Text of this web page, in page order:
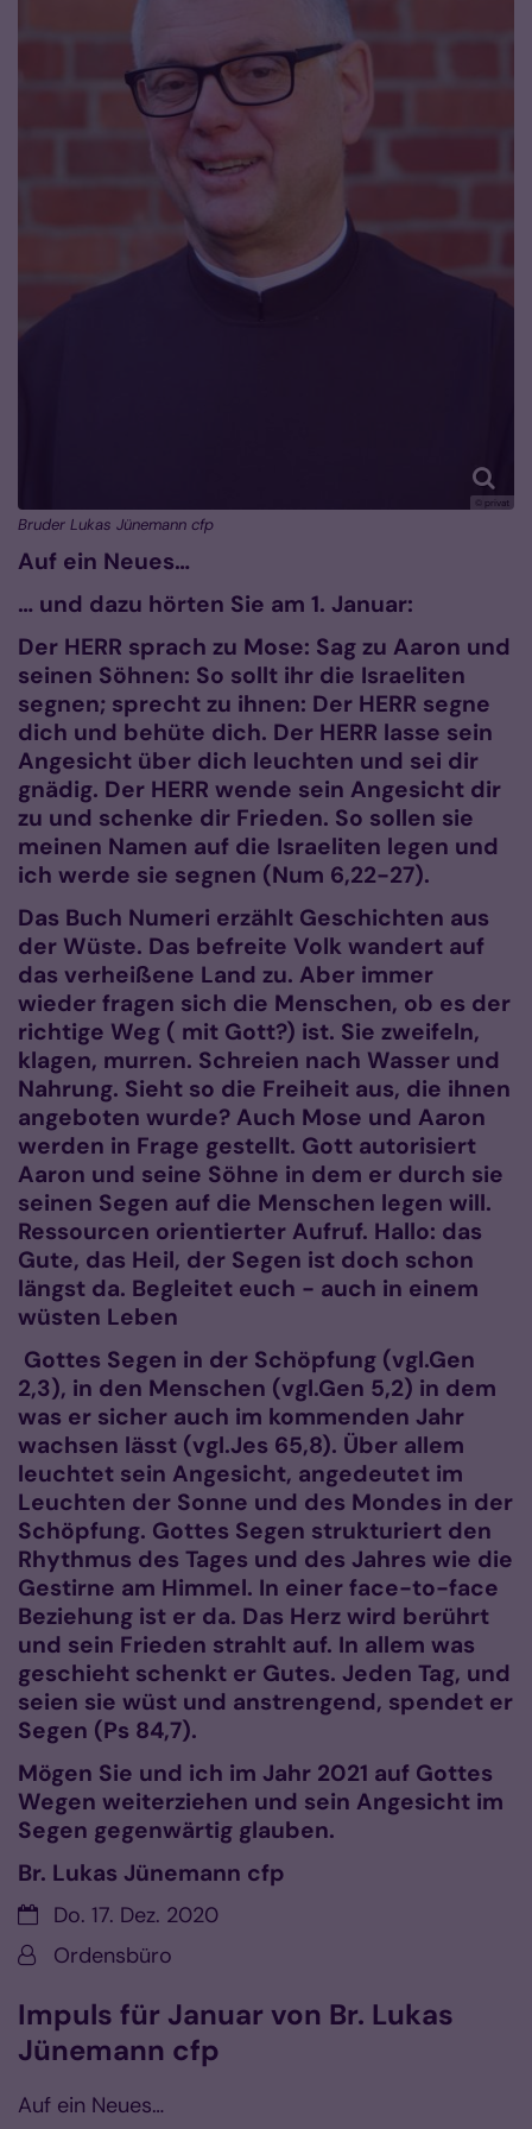
© privat
Bruder Lukas Jünemann cfp
Auf ein Neues…
… und dazu hörten Sie am 1. Januar:
Der HERR sprach zu Mose: Sag zu Aaron und
seinen Söhnen: So sollt ihr die Israeliten
segnen; sprecht zu ihnen: Der HERR segne
dich und behüte dich. Der HERR lasse sein
Angesicht über dich leuchten und sei dir
gnädig. Der HERR wende sein Angesicht dir
zu und schenke dir Frieden. So sollen sie
meinen Namen auf die Israeliten legen und
ich werde sie segnen (Num 6,22-27).
Das Buch Numeri erzählt Geschichten aus
der Wüste. Das befreite Volk wandert auf
das verheißene Land zu. Aber immer
wieder fragen sich die Menschen, ob es der
richtige Weg ( mit Gott?) ist. Sie zweifeln,
klagen, murren. Schreien nach Wasser und
Nahrung. Sieht so die Freiheit aus, die ihnen
angeboten wurde? Auch Mose und Aaron
werden in Frage gestellt. Gott autorisiert
Aaron und seine Söhne in dem er durch sie
seinen Segen auf die Menschen legen will.
Ressourcen orientierter Aufruf. Hallo: das
Gute, das Heil, der Segen ist doch schon
längst da. Begleitet euch - auch in einem
wüsten Leben
Gottes Segen in der Schöpfung (vgl.Gen
2,3), in den Menschen (vgl.Gen 5,2) in dem
was er sicher auch im kommenden Jahr
wachsen lässt (vgl.Jes 65,8). Über allem
leuchtet sein Angesicht, angedeutet im
Leuchten der Sonne und des Mondes in der
Schöpfung. Gottes Segen strukturiert den
Rhythmus des Tages und des Jahres wie die
Gestirne am Himmel. In einer face-to-face
Beziehung ist er da. Das Herz wird berührt
und sein Frieden strahlt auf. In allem was
geschieht schenkt er Gutes. Jeden Tag, und
seien sie wüst und anstrengend, spendet er
Segen (Ps 84,7).
Mögen Sie und ich im Jahr 2021 auf Gottes
Wegen weiterziehen und sein Angesicht im
Segen gegenwärtig glauben.
Br. Lukas Jünemann cfp
Datum:Do. 17. Dez. 2020
Von:Ordensbüro
Impuls für Januar von Br. Lukas
Jünemann cfp
Auf ein Neues…